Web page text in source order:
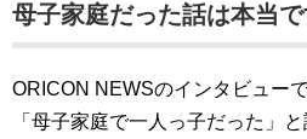
母子家庭だった話は本当で
ORICON NEWSのインタビュー
「母子家庭で一人っ子だった」